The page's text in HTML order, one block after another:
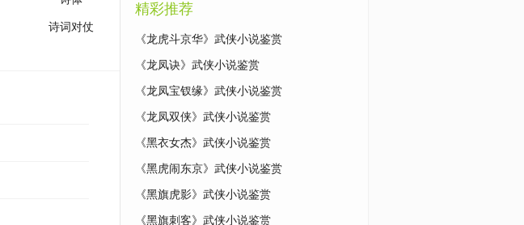
诗词对仗
精彩推荐
《龙虎斗京华》武侠小说鉴赏
《龙凤诀》武侠小说鉴赏
《龙凤宝钗缘》武侠小说鉴赏
《龙凤双侠》武侠小说鉴赏
《黑衣女杰》武侠小说鉴赏
《黑虎闹东京》武侠小说鉴赏
《黑旗虎影》武侠小说鉴赏
《黑旗刺客》武侠小说鉴赏